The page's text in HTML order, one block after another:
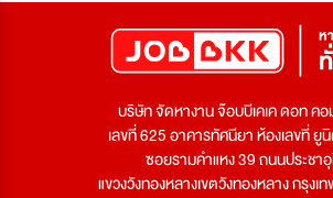
บริษัท จัดหางาน จ๊อบบีเคเค ดอท ค
เลขที่ 625 อาคารทัศนียา ห้องเลขที่ ยู
ซอยรามคำแหง 39 ถนนประชา
แขวงวังทองหลางเขตวังทองหลาง กรุง